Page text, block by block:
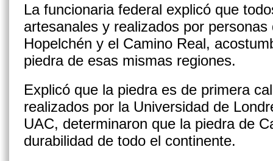
La funcionaria federal explicó que
artesanales y realizados por
Hopelchén y el Camino Real,
piedra de esas mismas regiones.
Explicó que la piedra es de primera
realizados por la Universidad de
UAC, determinaron que la piedra de
durabilidad de todo el continente.